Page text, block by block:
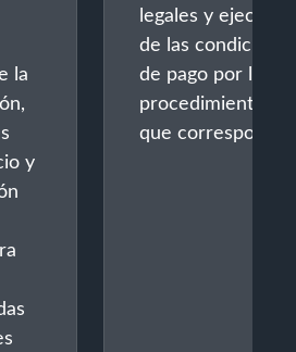
la
y
legales y
de las condiciones
de pago por los
procedimientos
que